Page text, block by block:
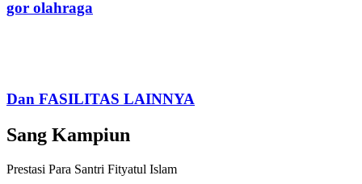
gor olahraga
Dan FASILITAS LAINNYA
Sang Kampiun
Prestasi Para Santri Fityatul Islam